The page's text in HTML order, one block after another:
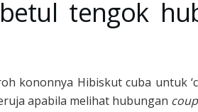
tengok
kononnya Hibiskut cuba untuk
apabila melihat hubungan